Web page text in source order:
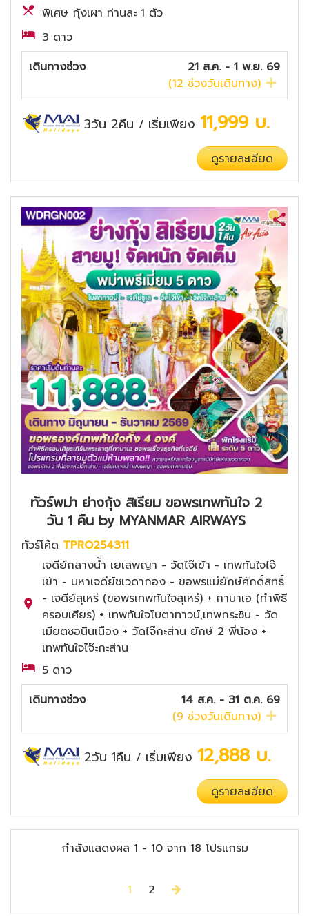
พิเศษ กุ้งเผา ท่านละ 1 ตัว
3 ดาว
เดินทางช่วง
21 ส.ค. - 1 พ.ย. 69
(12 ช่วงวันเดินทาง)
3วัน 2คืน / เริ่มเพียง 11,999 บ.
ดูรายละเอียด
ทัวร์พม่า ย่างกุ้ง สิเรียม ขอพรเทพทันใจ 2
วัน 1 คืน by MYANMAR AIRWAYS
ทัวร์โค๊ด TPRO254311
เจดีย์กลางน้ำ เยเลพญา - วัดไจ๊เข้า - เทพทันใจไจ๊
เข้า - มหาเจดีย์ชเวดากอง - ขอพรแม่ยักษ์ศักดิ์สิทธิ์
- เจดีย์สุเหร่ (ขอพรเทพทันใจสุเหร่) + กาบาเอ (ทำพิธี
ครอบเศียร) + เทพทันใจโบตาทาวน์,เทพกระซิบ - วัด
เมียตซอนินเนือง + วัดไจ๊กะส่าน ยักษ์ 2 พี่น้อง +
เทพทันใจไจ๊ะกะส่าน
5 ดาว
เดินทางช่วง
14 ส.ค. - 31 ต.ค. 69
(9 ช่วงวันเดินทาง)
2วัน 1คืน / เริ่มเพียง 12,888 บ.
ดูรายละเอียด
กำลังแสดงผล 1 - 10จาก 18 โปรแกรม
1 2